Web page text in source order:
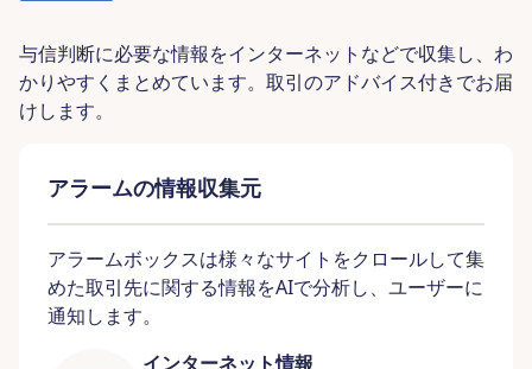
与信判断に必要な情報をインターネットなどで収集し、わ
かりやすくまとめています。取引のアドバイス付きでお届
けします。​
アラームの情報収集元
アラームボックスは様々なサイトをクロールして集
めた取引先に関する情報をAIで分析し、ユーザーに
通知します。
インターネット情報